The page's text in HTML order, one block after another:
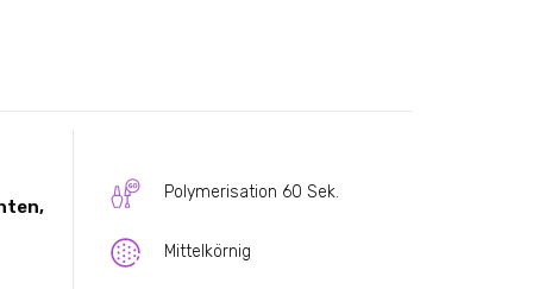
Polymerisation 60 Sek.
Mittelkörnig